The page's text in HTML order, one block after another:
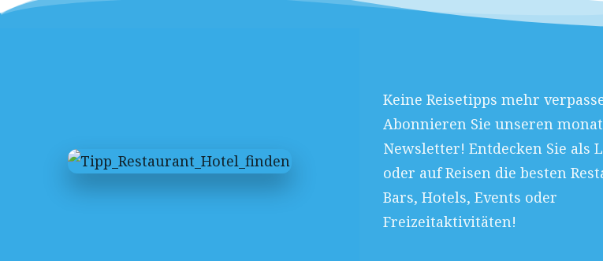
Keine Reisetipps mehr
Abonnieren Sie unseren
Newsletter! Entdecken Sie als
oder auf Reisen die besten
Bars, Hotels, Events oder
Freizeitaktivitäten!